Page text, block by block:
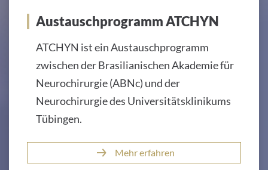
Austauschprogramm ATCHYN
ATCHYN ist ein Austauschprogramm
zwischen der Brasilianischen Akademie für
Neurochirurgie (ABNc) und der
Neurochirurgie des Universitätsklinikums
Tübingen.
Mehr erfahren